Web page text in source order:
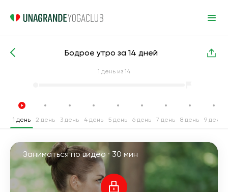
Интенсивные курсы йоги Энергия
Бодрое утро за 14 дней
1 день из 14
1 день 2 день 3 день 4 день 5 день 6 день 7 день 8 день 9 день
Заниматься по видео · 30 мин